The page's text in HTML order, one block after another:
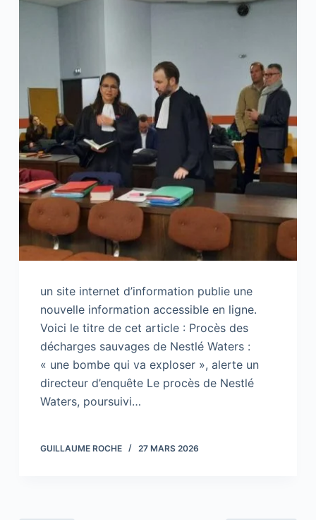
un site internet d’information publie une
nouvelle information accessible en ligne.
Voici le titre de cet article : Procès des
décharges sauvages de Nestlé Waters :
« une bombe qui va exploser », alerte un
directeur d’enquête Le procès de Nestlé
Waters, poursuivi…
GUILLAUME ROCHE 27 MARS 2026